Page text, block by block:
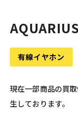
AQUARIUS
有線イヤホン
現在一部商品の買
生しております。